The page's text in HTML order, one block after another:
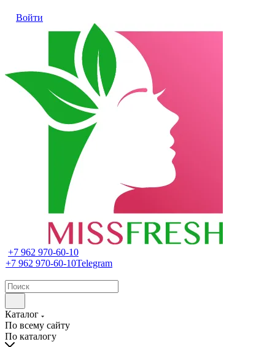
Войти
+7 962 970-60-10
+7 962 970-60-10Telegram
Каталог
По всему сайту
По каталогу